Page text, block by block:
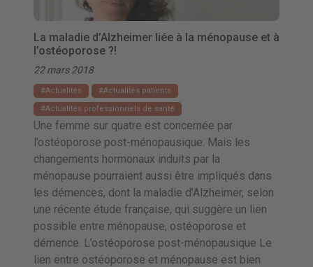
La maladie d’Alzheimer liée à la ménopause et à
l’ostéoporose ?!
22 mars 2018
Actualités
Actualités patients
Actualités professionnels de santé
Une femme sur quatre est concernée par
l’ostéoporose post-ménopausique. Mais les
changements hormonaux induits par la
ménopause pourraient aussi être impliqués dans
les démences, dont la maladie d’Alzheimer, selon
une récente étude française, qui suggère un lien
possible entre ménopause, ostéoporose et
démence. L’ostéoporose post-ménopausique Le
lien entre ostéoporose et ménopause est bien